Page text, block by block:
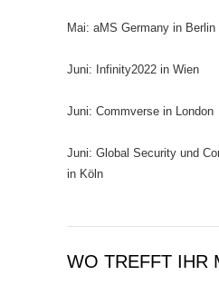
Mai: aMS Germany in Berlin
Juni: Infinity2022 in Wien
Juni: Commverse in London
Juni: Global Security und
in Köln
WO TREFFT IHR